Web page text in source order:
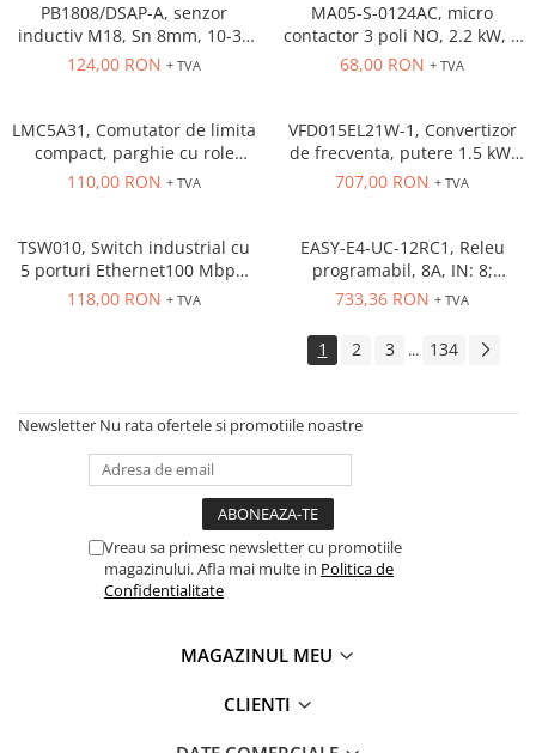
Senzori capacitivi
Senzori de presiune
Senzori inductivi
Senzori magnetici-rezistivi
ATEX
Butoane Ex
Lampi EXIT Ex
Surse de alimentare
Modul Buffer
Module redundanta
Seria Chrome
PB1808/DSAP-A, senzor
inductiv M18, Sn 8mm, 10-36
VDC, ecranat NO, PNP,
124,00 RON + TVA
MA05-S-0124AC, micro
contactor 3 poli NO, 2.2 kW, 5
A, Aux Cont 1NC , bobina 24 V
68,00 RON + TVA
LMC5A31, Comutator de limita
compact, parghie cu role
NO+NC, corp metalic cu
110,00 RON + TVA
VFD015EL21W-1, Convertizor
de frecventa, putere 1.5 kW,
7.5 A, IN: 1 x 230 VAC, OUT: 3
707,00 RON + TVA
TSW010, Switch industrial cu
5 porturi Ethernet100 Mbps,
montaj pe sina
118,00 RON + TVA
EASY-E4-UC-12RC1, Releu
programabil, 8A, IN: 8;
Int.analogica: 4
733,36 RON + TVA
1 2 3 ... 134
Newsletter Nu rata ofertele si promotiile noastre
Vreau sa primesc newsletter cu promotiile
magazinului. Afla mai multe in Politica de
Confidentialitate
MAGAZINUL MEU
CLIENTI